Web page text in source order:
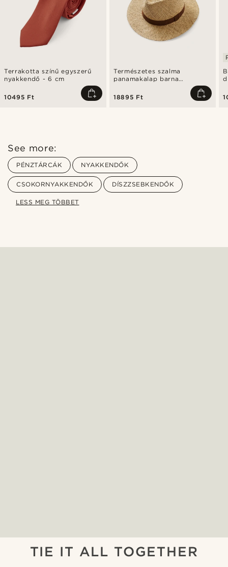
Terrakotta színű egyszerű
nyakkendő - 6 cm
10495 Ft
Természetes szalma
panamakalap barna
18895 Ft
See more:
PÉNZTÁRCÁK NYAKKENDŐK
CSOKORNYAKKENDŐK DÍSZZSEBKENDŐK
LESS MEG TÖBBET
TIE IT ALL TOGETHER